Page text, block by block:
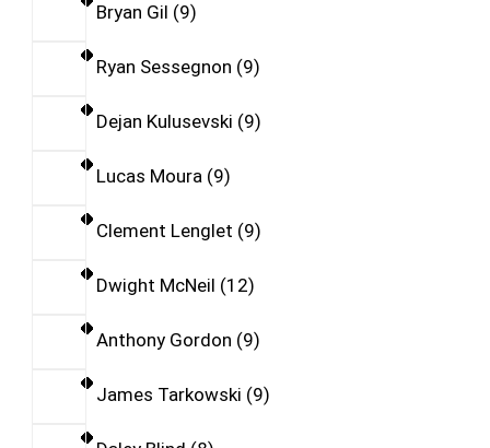
Bryan Gil 9
Ryan Sessegnon 9
Dejan Kulusevski 9
Lucas Moura 9
Clement Lenglet 9
Dwight McNeil 12
Anthony Gordon 9
James Tarkowski 9